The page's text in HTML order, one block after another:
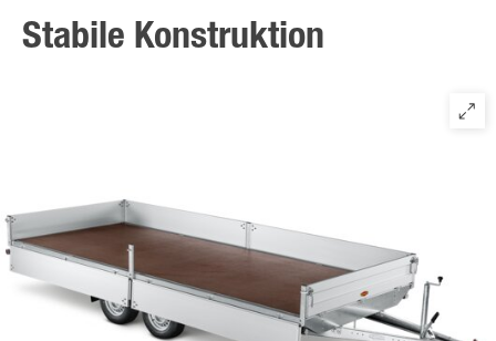
Stabile Konstruktion